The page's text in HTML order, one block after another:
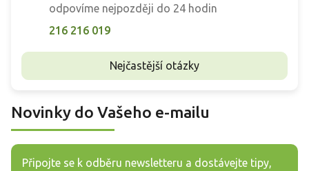
odpovíme nejpozději do 24 hodin
216 216 019
Nejčastější otázky
Novinky do Vašeho e-mailu
Připojte se k odběru newsletteru a dostávejte tipy,